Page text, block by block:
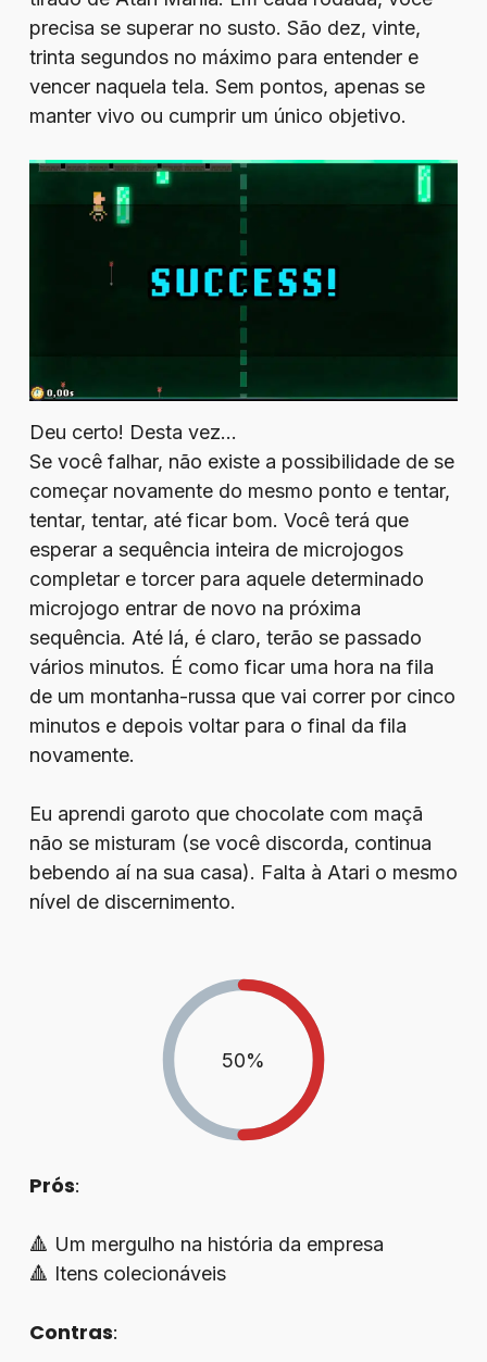
precisa se superar no susto. São dez, vinte,
trinta segundos no máximo para entender e
vencer naquela tela. Sem pontos, apenas se
manter vivo ou cumprir um único objetivo.
Deu certo! Desta vez…
Se você falhar, não existe a possibilidade de se
começar novamente do mesmo ponto e tentar,
tentar, tentar, até ficar bom. Você terá que
esperar a sequência inteira de microjogos
completar e torcer para aquele determinado
microjogo entrar de novo na próxima
sequência. Até lá, é claro, terão se passado
vários minutos. É como ficar uma hora na fila
de um montanha-russa que vai correr por cinco
minutos e depois voltar para o final da fila
novamente.
Eu aprendi garoto que chocolate com maçã
não se misturam (se você discorda, continua
bebendo aí na sua casa). Falta à Atari o mesmo
nível de discernimento.
50%
Prós:
🔺 Um mergulho na história da empresa
🔺 Itens colecionáveis
Contras: